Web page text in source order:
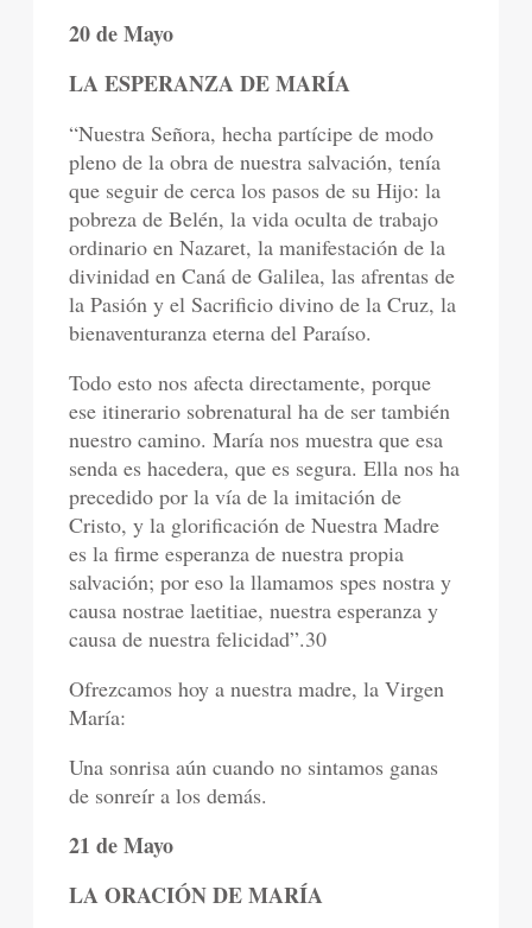
20 de Mayo
LA ESPERANZA DE MARÍA
“Nuestra Señora, hecha partícipe de modo
pleno de la obra de nuestra salvación, tenía
que seguir de cerca los pasos de su Hijo: la
pobreza de Belén, la vida oculta de trabajo
ordinario en Nazaret, la manifestación de la
divinidad en Caná de Galilea, las afrentas de
la Pasión y el Sacrificio divino de la Cruz, la
bienaventuranza eterna del Paraíso.
Todo esto nos afecta directamente, porque
ese itinerario sobrenatural ha de ser también
nuestro camino. María nos muestra que esa
senda es hacedera, que es segura. Ella nos ha
precedido por la vía de la imitación de
Cristo, y la glorificación de Nuestra Madre
es la firme esperanza de nuestra propia
salvación; por eso la llamamos spes nostra y
causa nostrae laetitiae, nuestra esperanza y
causa de nuestra felicidad”.30
Ofrezcamos hoy a nuestra madre, la Virgen
María:
Una sonrisa aún cuando no sintamos ganas
de sonreír a los demás.
21 de Mayo
LA ORACIÓN DE MARÍA